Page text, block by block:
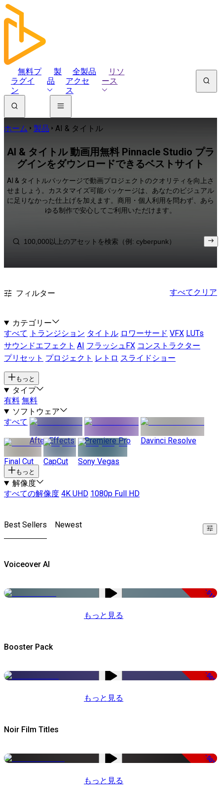
無料プ
ラグイ
ン
製
品
全製品
アクセ
ス
リソ
ース
ホーム 製品 AI & タイトル
AI & タイトル 動画用無料 Pinnacle Studio プラ
グインをダウンロードできるベストサイト
AI & タイトルパッケージで動画プロジェクトのクオリティを向上さ
せましょう。カスタマイズ可能パッケージは、あなたのビジュアル
に足りなかった仕上げを加えます。商用・個人利用を問わず、あら
ゆる制作で安心してご利用いただけます。
フィルター すべてクリア
カテゴリー
すべて トランジション タイトル ロワーサード VFX LUTs
サウンドエフェクト AI フラッシュFX コンストラクター
プリセット プロジェクト レトロ スライドショー
もっと
タイプ
有料 無料
ソフトウェア
すべて
After Effects
Premiere Pro Davinci Resolve
Final Cut CapCut Sony Vegas
もっと
解像度
すべての解像度 4K UHD 1080p Full HD
Best Sellers Newest
Voiceover AI
-51%
もっと見る
Booster Pack
-50%
もっと見る
Noir Film Titles
-50%
もっと見る